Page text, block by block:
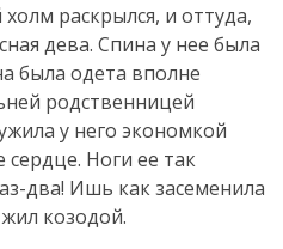
раскрылся, и оттуда,
дева. Спина у нее была
была одета вполне
родственницей
у него экономкой
сердце. Ноги ее так
два! Ишь как засеменила
козодой.